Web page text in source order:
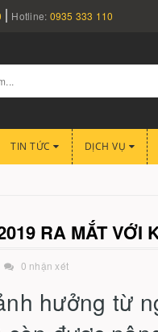
Hotline: 0935 333 110
TIN TỨC DỊCH VỤ
RA MẮT VỚI
0 nhận xét
hưởng từ